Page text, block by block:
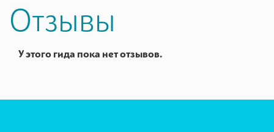
Отзывы
У этого гида пока нет отзывов.